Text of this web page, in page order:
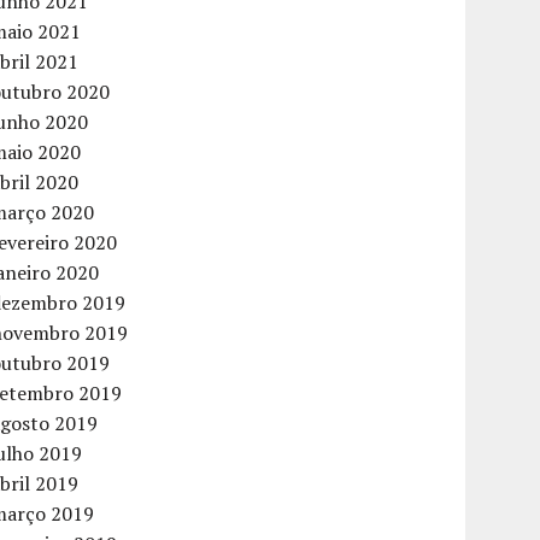
2021
2021
2020
2020
2020
2020
2020
2020
2020
2019
2019
2019
2019
2019
2019
2019
2019